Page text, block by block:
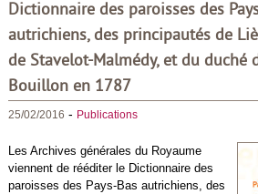
Dictionnaire des paroisses des
autrichiens, des principautés de
de Stavelot-Malmédy, et du duché
Bouillon en 1787
25/02/2016 - Publications
Les Archives générales du Royaume
viennent de rééditer le Dictionnaire des
paroisses des Pays-Bas autrichiens, des